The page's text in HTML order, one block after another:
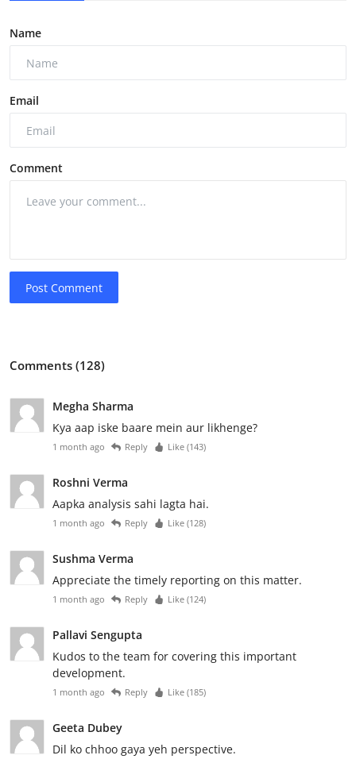
Name
Email
Comment
Post Comment
Comments (128)
Megha Sharma
Kya aap iske baare mein aur likhenge?
1 month ago Reply Like (143)
Roshni Verma
Aapka analysis sahi lagta hai.
1 month ago Reply Like (128)
Sushma Verma
Appreciate the timely reporting on this matter.
1 month ago Reply Like (124)
Pallavi Sengupta
Kudos to the team for covering this important
development.
1 month ago Reply Like (185)
Geeta Dubey
Dil ko chhoo gaya yeh perspective.